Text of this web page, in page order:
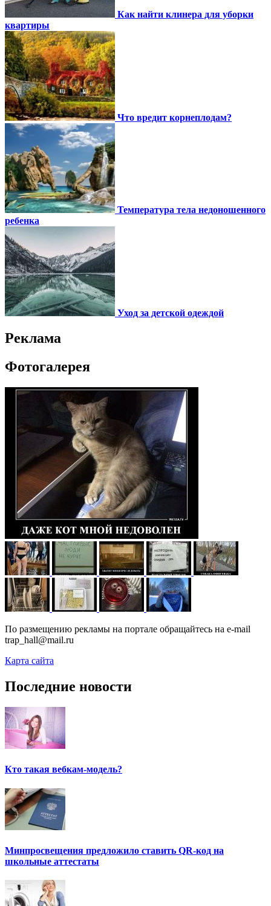
Как найти клинера для уборки
квартиры
Что вредит корнеплодам?
Температура тела недоношенного
ребенка
Уход за детской одеждой
Реклама
Фотогалерея
По размещению рекламы на портале обращайтесь на e-mail
trap_hall@mail.ru
Карта сайта
Последние новости
Кто такая вебкам-модель?
Минпросвещения предложило ставить QR-код на
школьные аттестаты